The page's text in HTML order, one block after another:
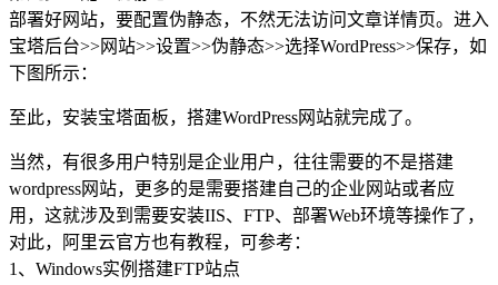
部署好网站，要配置伪静态，不然无法访问文章详情页。进入
宝塔后台>>网站>>设置>>伪静态>>选择WordPress>>保存，如
下图所示：
至此，安装宝塔面板，搭建WordPress网站就完成了。
当然，有很多用户特别是企业用户，往往需要的不是搭建
wordpress网站，更多的是需要搭建自己的企业网站或者应
用，这就涉及到需要安装IIS、FTP、部署Web环境等操作了，
对此，阿里云官方也有教程，可参考：
1、Windows实例搭建FTP站点